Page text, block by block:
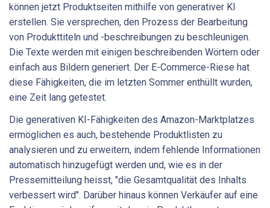
können jetzt Produktseiten mithilfe von generativer KI
erstellen. Sie versprechen, den Prozess der Bearbeitung
von Produkttiteln und -beschreibungen zu beschleunigen.
Die Texte werden mit einigen beschreibenden Wörtern oder
einfach aus Bildern generiert. Der E-Commerce-Riese hat
diese Fähigkeiten, die im letzten Sommer enthüllt wurden,
eine Zeit lang getestet.
Die generativen KI-Fähigkeiten des Amazon-Marktplatzes
ermöglichen es auch, bestehende Produktlisten zu
analysieren und zu erweitern, indem fehlende Informationen
automatisch hinzugefügt werden und, wie es in der
Pressemitteilung heisst, "die Gesamtqualität des Inhalts
verbessert wird". Darüber hinaus können Verkäufer auf eine